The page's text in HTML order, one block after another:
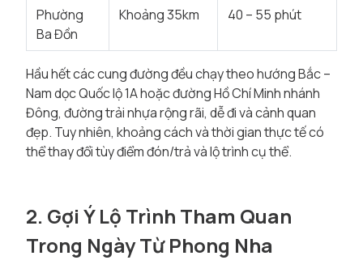
Phường
Ba Đồn
Khoảng 35km 40 – 55 phút
Hầu hết các cung đường đều chạy theo hướng Bắc –
Nam dọc Quốc lộ 1A hoặc đường Hồ Chí Minh nhánh
Đông, đường trải nhựa rộng rãi, dễ đi và cảnh quan
đẹp. Tuy nhiên, khoảng cách và thời gian thực tế có
thể thay đổi tùy điểm đón/trả và lộ trình cụ thể.
2. Gợi Ý Lộ Trình Tham Quan
Trong Ngày Từ Phong Nha